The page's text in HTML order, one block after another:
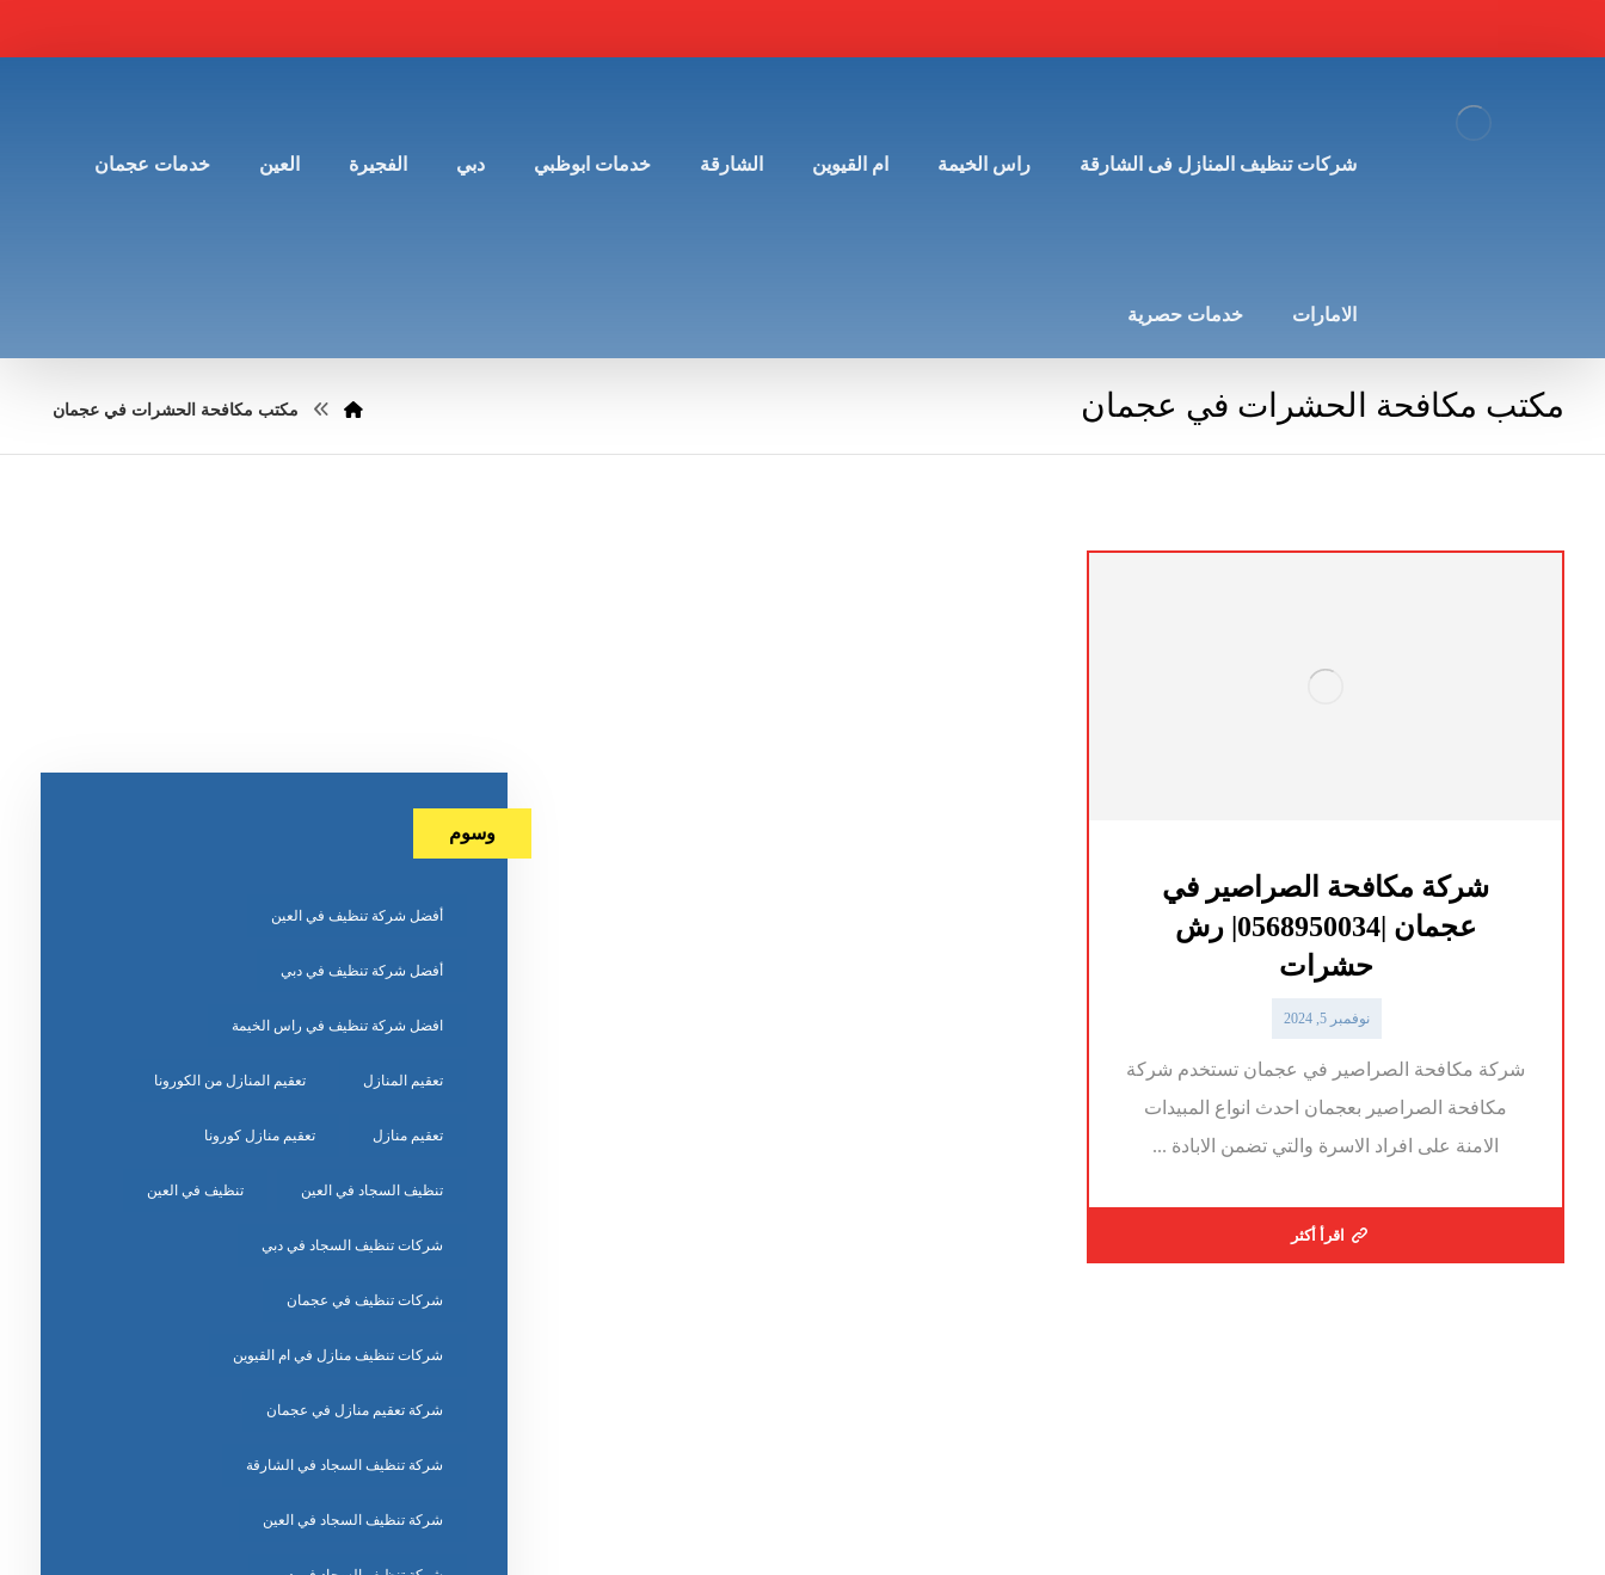
شركات تنظيف المنازل فى الشارقة راس الخيمة ام القيوين الشارقة خدمات ابوظبي دبي الفجيرة العين خدمات عجمان
الامارات خدمات حصرية
مكتب مكافحة الحشرات في عجمان مكتب مكافحة الحشرات في عجمان
شركة مكافحة الصراصير في
عجمان |0568950034| رش
حشرات
نوفمبر 5, 2024
شركة مكافحة الصراصير في عجمان تستخدم شركة
مكافحة الصراصير بعجمان احدث انواع المبيدات
الامنة على افراد الاسرة والتي تضمن الابادة ...
اقرأ أكثر
وسوم
أفضل شركة تنظيف في العين
أفضل شركة تنظيف في دبي
افضل شركة تنظيف في راس الخيمة
تعقيم المنازل تعقيم المنازل من الكورونا
تعقيم منازل تعقيم منازل كورونا
تنظيف السجاد في العين تنظيف في العين
شركات تنظيف السجاد في دبي
شركات تنظيف في عجمان
شركات تنظيف منازل في ام القيوين
شركة تعقيم منازل في عجمان
شركة تنظيف السجاد في الشارقة
شركة تنظيف السجاد في العين